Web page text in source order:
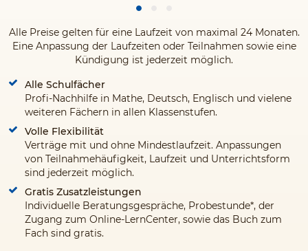
Alle Preise gelten für eine Laufzeit von maximal 24 Monaten.
Eine Anpassung der Laufzeiten oder Teilnahmen sowie eine
Kündigung ist jederzeit möglich.
Alle Schulfächer
Profi-Nachhilfe in Mathe, Deutsch, Englisch und vielene
weiteren Fächern in allen Klassenstufen.
Volle Flexibilität
Verträge mit und ohne Mindestlaufzeit. Anpassungen
von Teilnahmehäufigkeit, Laufzeit und Unterrichtsform
sind jederzeit möglich.
Gratis Zusatzleistungen
Individuelle Beratungsgespräche, Probestunde*, der
Zugang zum Online-LernCenter, sowie das Buch zum
Fach sind gratis.